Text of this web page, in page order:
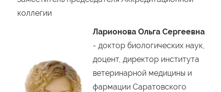
коллегии
Ларионова Ольга Сергеевна
- доктор биологических наук,
доцент, директор института
ветеринарной медицины и
фармации Саратовского